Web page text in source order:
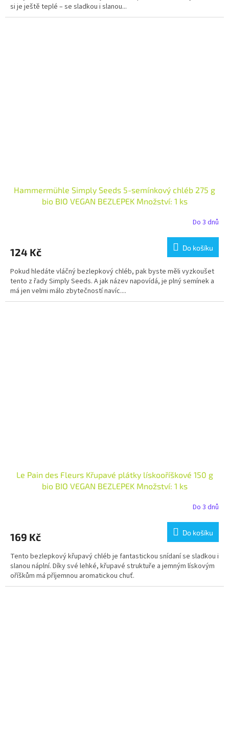
si je ještě teplé – se sladkou i slanou...
Hammermühle Simply Seeds 5-semínkový chléb 275 g
bio BIO VEGAN BEZLEPEK Množství: 1 ks
Do 3 dnů
124 Kč Do košíku
Pokud hledáte vláčný bezlepkový chléb, pak byste měli vyzkoušet
tento z řady Simply Seeds. A jak název napovídá, je plný semínek a
má jen velmi málo zbytečností navíc....
Le Pain des Fleurs Křupavé plátky lískooříškové 150 g
bio BIO VEGAN BEZLEPEK Množství: 1 ks
Do 3 dnů
169 Kč Do košíku
Tento bezlepkový křupavý chléb je fantastickou snídaní se sladkou i
slanou náplní. Díky své lehké, křupavé struktuře a jemným lískovým
oříškům má příjemnou aromatickou chuť.